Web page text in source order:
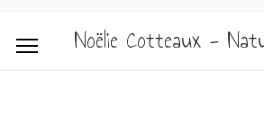
Noëlie Cotteaux -